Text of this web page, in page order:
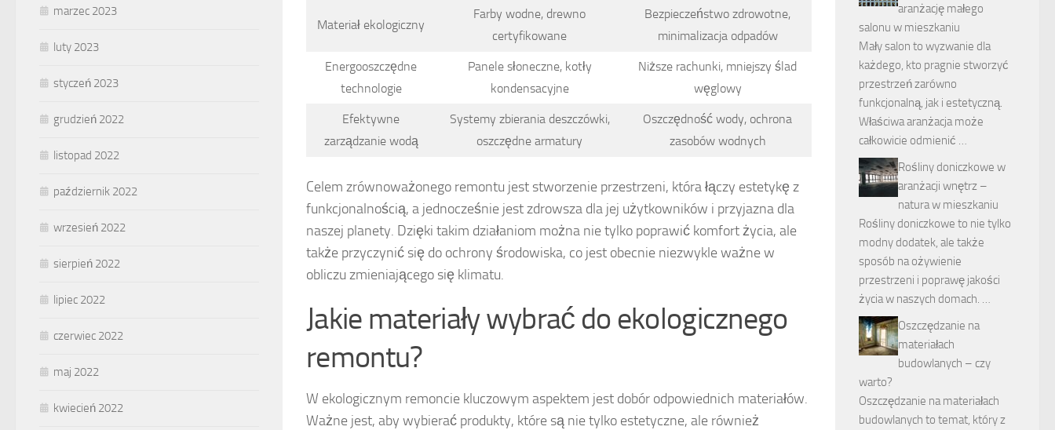
Materiał ekologiczny
Farby wodne, drewno
certyfikowane
Bezpieczeństwo zdrowotne,
minimalizacja odpadów
Energooszczędne
technologie
Panele słoneczne, kotły
kondensacyjne
Niższe rachunki, mniejszy ślad
węglowy
Efektywne
zarządzanie wodą
Systemy zbierania deszczówki,
oszczędne armatury
Oszczędność wody, ochrona
zasobów wodnych
Celem zrównoważonego remontu jest stworzenie przestrzeni, która łączy estetykę z
funkcjonalnością, a jednocześnie jest zdrowsza dla jej użytkowników i przyjazna dla
naszej planety. Dzięki takim działaniom można nie tylko poprawić komfort życia, ale
także przyczynić się do ochrony środowiska, co jest obecnie niezwykle ważne w
obliczu zmieniającego się klimatu.
Jakie materiały wybrać do ekologicznego
remontu?
W ekologicznym remoncie kluczowym aspektem jest dobór odpowiednich materiałów.
Ważne jest, aby wybierać produkty, które są nie tylko estetyczne, ale również
marzec 2023
luty 2023
styczeń 2023
grudzień 2022
listopad 2022
październik 2022
wrzesień 2022
sierpień 2022
lipiec 2022
czerwiec 2022
maj 2022
kwiecień 2022
aranżację małego
salonu w mieszkaniu
Mały salon to wyzwanie dla
każdego, kto pragnie stworzyć
przestrzeń zarówno
funkcjonalną, jak i estetyczną.
Właściwa aranżacja może
całkowicie odmienić …
Rośliny doniczkowe w
aranżacji wnętrz –
natura w mieszkaniu
Rośliny doniczkowe to nie tylko
modny dodatek, ale także
sposób na ożywienie
przestrzeni i poprawę jakości
życia w naszych domach. …
Oszczędzanie na
materiałach
budowlanych – czy
warto?
Oszczędzanie na materiałach
budowlanych to temat, który z